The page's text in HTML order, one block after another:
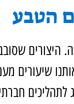
הטבע
שיעורים